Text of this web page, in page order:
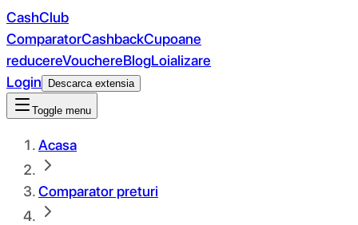
CashClub
ComparatorCashbackCupoane
reducereVouchereBlogLoializare
Login
Descarca extensia
Toggle menu
Acasa
Comparator preturi